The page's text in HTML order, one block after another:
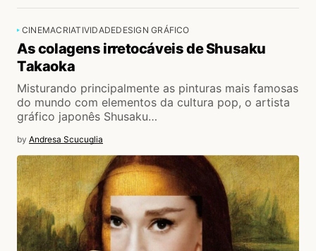
CINEMACRIATIVIDADEDESIGN GRÁFICO
As colagens irretocáveis de Shusaku
Takaoka
Misturando principalmente as pinturas mais famosas
do mundo com elementos da cultura pop, o artista
gráfico japonês Shusaku…
by Andresa Scucuglia